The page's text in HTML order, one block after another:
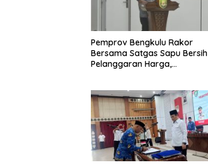
Pemprov Bengkulu Rakor
Bersama Satgas Sapu Bersih
Pelanggaran Harga,
Sorotan